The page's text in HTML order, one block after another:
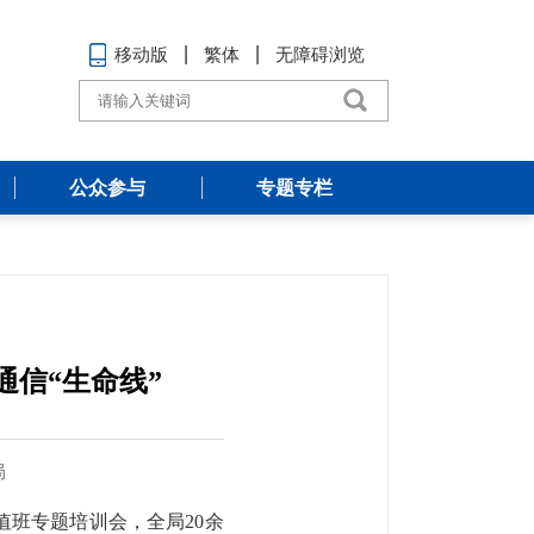
移动版 繁体 无障碍浏览
公众参与 专题专栏
信“生命线”
班专题培训会，全局20余